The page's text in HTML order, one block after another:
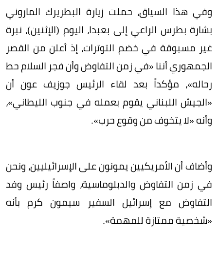
وفي هذا السياق، حملت زيارة البطريرك الماروني
بشارة بطرس الراعي إلى بعبدا، اليوم (الإثنين)، نبرة
غير مسبوقة في خضم التوترات، إذ أعلن من القصر
الجمهوري أننا «في زمن التفاوض وأن فجر السلام حط
رحاله»، مؤكداً بعد لقاء الرئيس جوزيف عون أن
«الجيش اللبناني يقوم بعمله في جنوب الليطاني»،
وأنه «لا يتخوف من وقوع حرب».
وأضاف أن الأمريكيين يمونون على الإسرائيليين، ونحن
في زمن التفاوض والدبلوماسية، واصفاً رئيس وفد
التفاوض مع إسرائيل السفير سيمون كرم بأنه
«شخصية ممتازة للمهمة».